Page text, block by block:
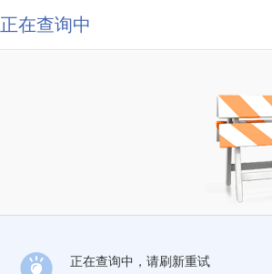
正在查询中
正在查询中，请刷新重试